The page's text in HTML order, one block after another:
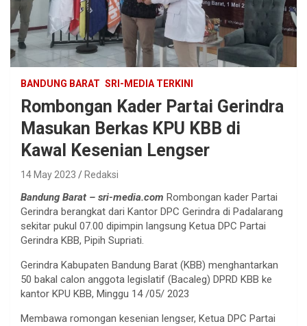
BANDUNG BARAT SRI-MEDIA TERKINI
Rombongan Kader Partai Gerindra
Masukan Berkas KPU KBB di
Kawal Kesenian Lengser
14 May 2023 Redaksi
Bandung Barat – sri-media.com Rombongan kader Partai
Gerindra berangkat dari Kantor DPC Gerindra di Padalarang
sekitar pukul 07.00 dipimpin langsung Ketua DPC Partai
Gerindra KBB, Pipih Supriati.
Gerindra Kabupaten Bandung Barat (KBB) menghantarkan
50 bakal calon anggota legislatif (Bacaleg) DPRD KBB ke
kantor KPU KBB, Minggu 14 /05/ 2023
Membawa romongan kesenian lengser, Ketua DPC Partai